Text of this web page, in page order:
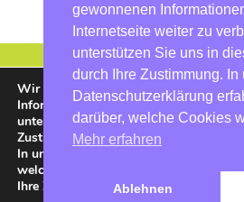
Wir verwenden Cookies, um mit den
Informationen unsere Internetseite
unterstützen Sie uns in diesem
Zustimmung.
In unserer
welche Cookies wir einsetzen. In den
Ihre Zustimmung jederzeit widerrufen
gewonnenen
Internetseite weiter zu
unterstützen Sie uns in
durch Ihre Zustimmung. In
Datenschutzerklärung
darüber, welche Cookies
Mehr erfahren
Ablehnen